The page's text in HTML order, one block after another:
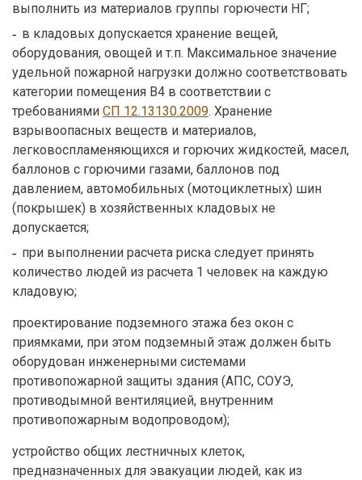
выполнить из материалов группы горючести НГ;
в кладовых допускается хранение вещей,
оборудования, овощей и т.п. Максимальное значение
удельной пожарной нагрузки должно соответствовать
категории помещения В4 в соответствии с
требованиями СП 12.13130.2009. Хранение
взрывоопасных веществ и материалов,
легковоспламеняющихся и горючих жидкостей, масел,
баллонов с горючими газами, баллонов под
давлением, автомобильных (мотоциклетных) шин
(покрышек) в хозяйственных кладовых не
допускается;
при выполнении расчета риска следует принять
количество людей из расчета 1 человек на каждую
кладовую;
проектирование подземного этажа без окон с
приямками, при этом подземный этаж должен быть
оборудован инженерными системами
противопожарной защиты здания (АПС, СОУЭ,
противодымной вентиляцией, внутренним
противопожарным водопроводом);
устройство общих лестничных клеток,
предназначенных для эвакуации людей, как из